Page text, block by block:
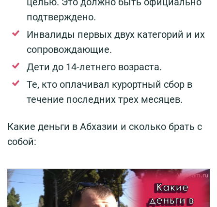
подтверждено.
Инвалиды первых двух категорий и их
сопровождающие.
Дети до 14-летнего возраста.
Те, кто оплачивал курортный сбор в
течение последних трех месяцев.
Какие деньги в Абхазии и сколько брать с
собой: